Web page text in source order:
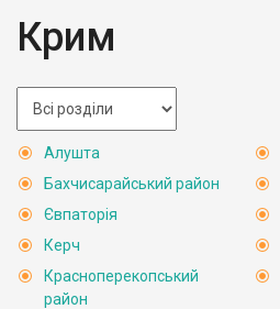
Крим
Алушта
Бахчисарайський район
Євпаторія
Керч
Красноперекопський
район